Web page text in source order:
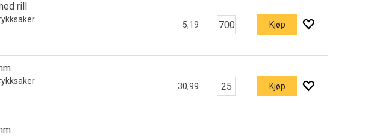
rill
5,19 Kjøp
30,99 Kjøp